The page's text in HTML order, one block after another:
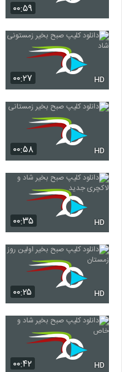
۰۰:۵۹
۰۰:۲۷ HD
۰۰:۵۸ HD
۰۰:۳۵ HD
۰۰:۲۵ HD
۰۰:۴۲ HD